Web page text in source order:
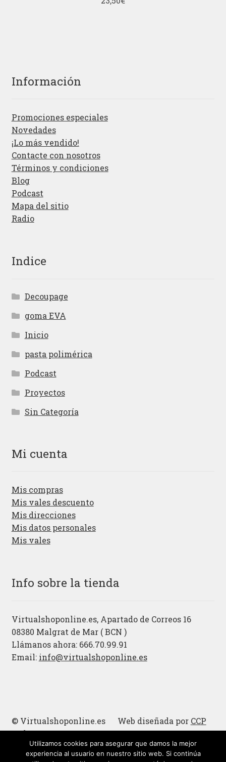
Información
Promociones especiales
Novedades
¡Lo más vendido!
Contacte con nosotros
Términos y condiciones
Blog
Podcast
Mapa del sitio
Radio
Indice
Decoupage
goma EVA
Inicio
pasta polimérica
Podcast
Proyectos
Sin Categoría
Mi cuenta
Mis compras
Mis vales descuento
Mis direcciones
Mis datos personales
Mis vales
Info sobre la tienda
Virtualshoponline.es, Apartado de Correos 16
08380 Malgrat de Mar ( BCN )
Llámanos ahora: 666.70.99.91
Email: info@virtualshoponline.es
© Virtualshoponline.es Web diseñada por CCP
Cadena
Cucharas de madera
Utilizamos cookies para asegurar que damos la mejor
experiencia al usuario en nuestro sitio web. Si continúa